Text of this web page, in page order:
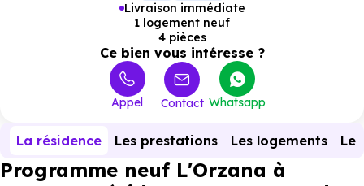
Livraison immédiate
1 logement neuf
4 pièces
Ce bien vous intéresse ?
Appel Contact Whatsapp
La résidence Les prestations Les logements Le
Programme neuf L'Orzana à